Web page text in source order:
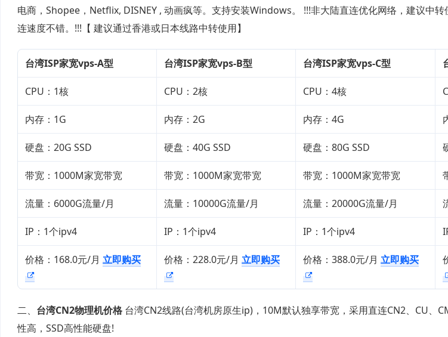
电商，Shopee，Netflix, DISNEY , 动画疯等。支持安装Windows。 !!!非大陆直连优化网络，建议中
连速度不错。!!!【 建议通过香港或日本线路中转使用】
台湾ISP家宽vps-A型 台湾ISP家宽vps-B型 台湾ISP家宽vps-C型
CPU：1核 CPU：2核 CPU：4核
内存：1G 内存：2G 内存：4G
硬盘：20G SSD 硬盘：40G SSD 硬盘：80G SSD
带宽：1000M家宽带宽 带宽：1000M家宽带宽 带宽：1000M家宽带宽
流量：6000G流量/月 流量：10000G流量/月 流量：20000G流量/月
IP：1个ipv4 IP：1个ipv4 IP：1个ipv4
价格：168.0元/月 立即购买 价格：228.0元/月 立即购买 价格：388.0元/月 立即购买
二、 台湾CN2物理机价格 台湾CN2线路(台湾机房原生ip)，10M默认独享带宽，采用直连CN2、CU、
性高，SSD高性能硬盘!